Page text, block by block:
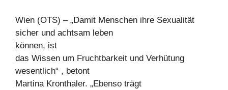
Wien (OTS) – „Damit Menschen ihre Sexualität
sicher und achtsam leben
können, ist
das Wissen um Fruchtbarkeit und Verhütung
wesentlich“ , betont
Martina Kronthaler. „Ebenso trägt